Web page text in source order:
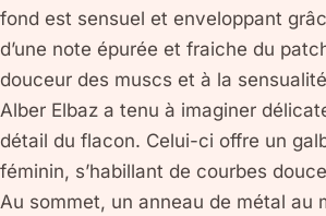
fond est sensuel et enveloppant
d’une note épurée et fraiche du
douceur des muscs et à la
Alber Elbaz a tenu à imaginer
détail du flacon. Celui-ci offre un
féminin, s’habillant de courbes
Au sommet, un anneau de métal au